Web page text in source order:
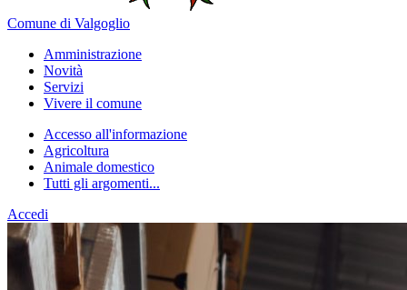
Comune di Valgoglio
Amministrazione
Novità
Servizi
Vivere il comune
Accesso all'informazione
Agricoltura
Animale domestico
Tutti gli argomenti...
Accedi